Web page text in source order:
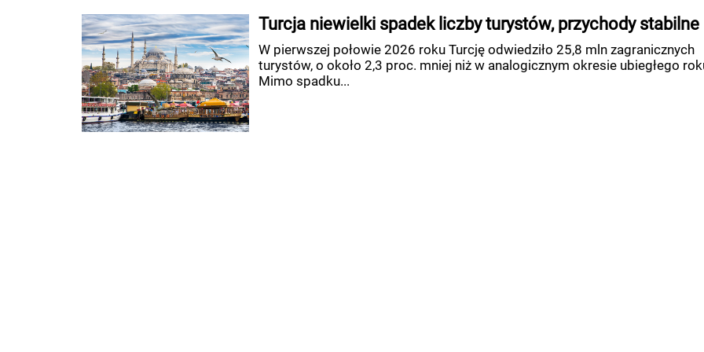
Turcja niewielki spadek liczby turystów, przychody stabilne
W pierwszej połowie 2026 roku Turcję odwiedziło 25,8 mln zagranicznych
turystów, o około 2,3 proc. mniej niż w analogicznym okresie ubiegłego
Mimo spadku...